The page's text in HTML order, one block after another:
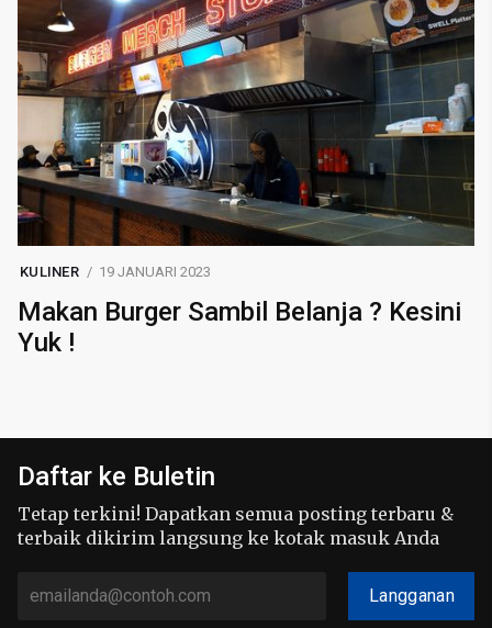
KULINER 19 JANUARI 2023
Makan Burger Sambil Belanja ? Kesini
Yuk !
Daftar ke Buletin
Tetap terkini! Dapatkan semua posting terbaru &
terbaik dikirim langsung ke kotak masuk Anda
Langganan